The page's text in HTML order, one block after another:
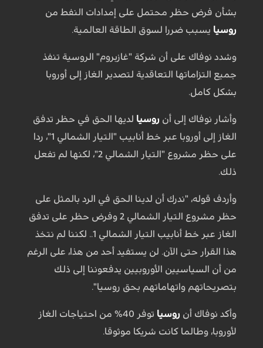
بشأن فرض حظر محتمل على إمدادات النفط من
روسيا يسبب ضررا لسوق الطاقة العالمية.
وشدد نوفاك على أن شركة "غازبروم" الروسية تنفذ
جميع التزاماتها التعاقدية لتصدير الغاز إلى أوروبا
بشكل كامل.
وأشار نوفاك إلى أن روسيا لديها الحق في حظر تدفق
الغاز إلى أوروبا عبر خط أنابيب "التيار الشمالي 1"، ردا
على حظر مشروع "التيار الشمالي 2"، لكنها لم تفعل
ذلك.
وأردف قوله، "ندرك أن لدينا الحق في الرد بالمثل على
حظر مشروع التيار الشمالي 2 وفرض حظر على تدفق
الغاز عبر خط أنابيب التيار الشمالي 1.. لكننا لم نتخذ
هذا القرار حتى الآن. لن يستفيد أحد من هذا، على الرغم
من أن السياسيين الأوروبيين يدفعوننا إلى ذلك
بتصريحاتهم واتهاماتهم بحق روسيا".
وأكد نوفاك أن روسيا
توفر 40% من احتياجات الغاز
لأوروبا، وطالما كانت شريكا موثوقا.